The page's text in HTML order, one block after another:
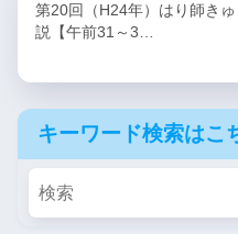
第20回（H24年）はり師き
説【午前31～3…
キーワード検索はこ